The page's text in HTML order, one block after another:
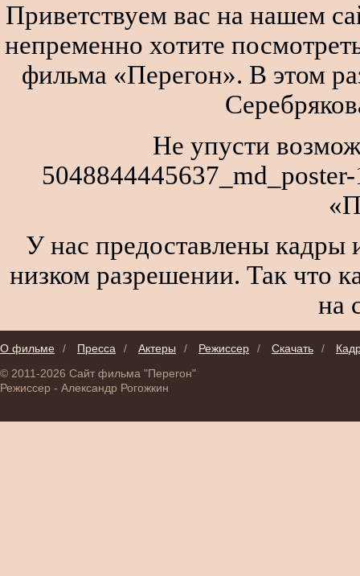
Приветствуем вас на нашем
непременно хотите
фильма «Перегон». В этом
Не упусти
У нас предоставлены кадры
низком разрешении. Так что
на
О фильме / Пресса / Актеры / Режиссер / Скачать /
© 2011-2026 Сайт фильма "Перегон"
Режиссер - Александр Рогожкин